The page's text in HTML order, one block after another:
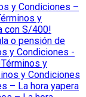
y Condiciones –
y
con S/400!
o pensión de
y Condiciones -
Términos y
y Condiciones
– La hora yapera